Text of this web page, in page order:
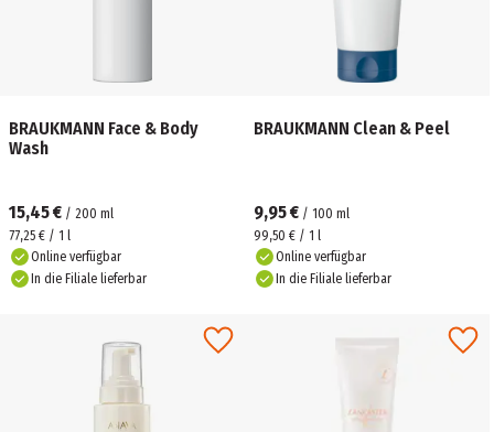
BRAUKMANN Face & Body
Wash
15,45 € / 200 ml
77,25 € / 1 l
Online verfügbar
In die Filiale lieferbar
BRAUKMANN Clean & Peel
9,95 € / 100 ml
99,50 € / 1 l
Online verfügbar
In die Filiale lieferbar